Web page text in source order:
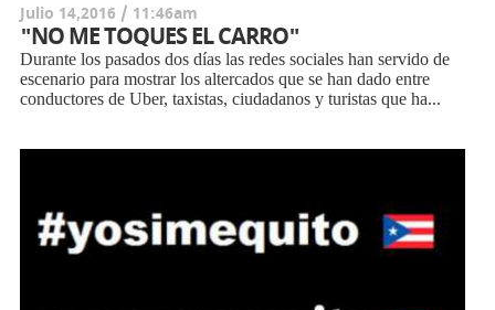
Julio 14,2016 / 11:46am
"NO ME TOQUES EL CARRO"
Durante los pasados dos días las redes sociales han servido de
escenario para mostrar los altercados que se han dado entre
conductores de Uber, taxistas, ciudadanos y turistas que ha...